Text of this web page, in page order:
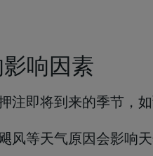
响因素
注即将到来的季节，
风等天气原因会影响